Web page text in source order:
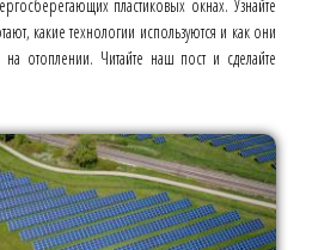
пластиковых окнах. Узнайте
какие технологии используются и как они
отоплении. Читайте наш пост и сделайте